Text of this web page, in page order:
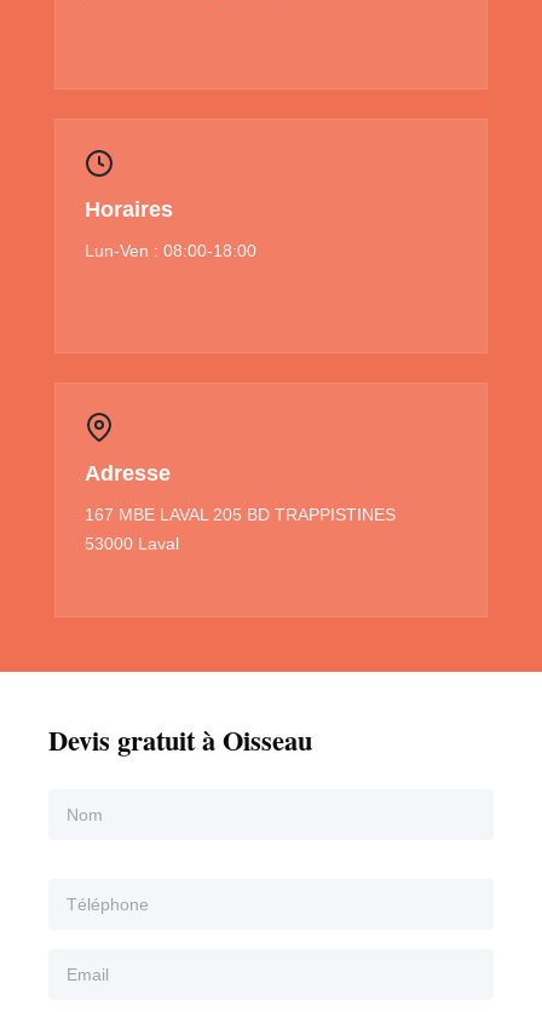
Horaires
Lun-Ven : 08:00-18:00
Adresse
167 MBE LAVAL 205 BD TRAPPISTINES
53000 Laval
Devis gratuit à Oisseau